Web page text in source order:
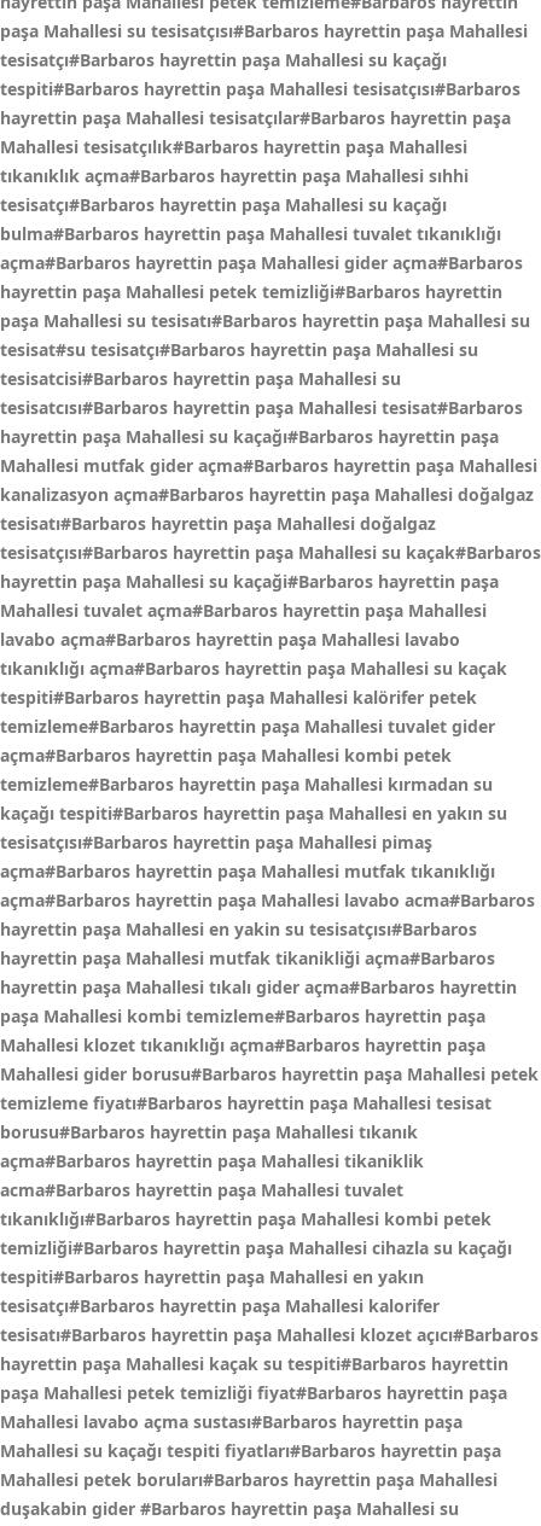
paşa Mahallesi su tesisatçısı#Barbaros hayrettin paşa Mahallesi
tesisatçı#Barbaros hayrettin paşa Mahallesi su kaçağı
tespiti#Barbaros hayrettin paşa Mahallesi tesisatçısı#Barbaros
hayrettin paşa Mahallesi tesisatçılar#Barbaros hayrettin paşa
Mahallesi tesisatçılık#Barbaros hayrettin paşa Mahallesi
tıkanıklık açma#Barbaros hayrettin paşa Mahallesi sıhhi
tesisatçı#Barbaros hayrettin paşa Mahallesi su kaçağı
bulma#Barbaros hayrettin paşa Mahallesi tuvalet tıkanıklığı
açma#Barbaros hayrettin paşa Mahallesi gider açma#Barbaros
hayrettin paşa Mahallesi petek temizliği#Barbaros hayrettin
paşa Mahallesi su tesisatı#Barbaros hayrettin paşa Mahallesi su
tesisat#su tesisatçı#Barbaros hayrettin paşa Mahallesi su
tesisatcisi#Barbaros hayrettin paşa Mahallesi su
tesisatcısı#Barbaros hayrettin paşa Mahallesi tesisat#Barbaros
hayrettin paşa Mahallesi su kaçağı#Barbaros hayrettin paşa
Mahallesi mutfak gider açma#Barbaros hayrettin paşa Mahallesi
kanalizasyon açma#Barbaros hayrettin paşa Mahallesi doğalgaz
tesisatı#Barbaros hayrettin paşa Mahallesi doğalgaz
tesisatçısı#Barbaros hayrettin paşa Mahallesi su kaçak#Barbaros
hayrettin paşa Mahallesi su kaçaği#Barbaros hayrettin paşa
Mahallesi tuvalet açma#Barbaros hayrettin paşa Mahallesi
lavabo açma#Barbaros hayrettin paşa Mahallesi lavabo
tıkanıklığı açma#Barbaros hayrettin paşa Mahallesi su kaçak
tespiti#Barbaros hayrettin paşa Mahallesi kalörifer petek
temizleme#Barbaros hayrettin paşa Mahallesi tuvalet gider
açma#Barbaros hayrettin paşa Mahallesi kombi petek
temizleme#Barbaros hayrettin paşa Mahallesi kırmadan su
kaçağı tespiti#Barbaros hayrettin paşa Mahallesi en yakın su
tesisatçısı#Barbaros hayrettin paşa Mahallesi pimaş
açma#Barbaros hayrettin paşa Mahallesi mutfak tıkanıklığı
açma#Barbaros hayrettin paşa Mahallesi lavabo acma#Barbaros
hayrettin paşa Mahallesi en yakin su tesisatçısı#Barbaros
hayrettin paşa Mahallesi mutfak tikanikliği açma#Barbaros
hayrettin paşa Mahallesi tıkalı gider açma#Barbaros hayrettin
paşa Mahallesi kombi temizleme#Barbaros hayrettin paşa
Mahallesi klozet tıkanıklığı açma#Barbaros hayrettin paşa
Mahallesi gider borusu#Barbaros hayrettin paşa Mahallesi petek
temizleme fiyatı#Barbaros hayrettin paşa Mahallesi tesisat
borusu#Barbaros hayrettin paşa Mahallesi tıkanık
açma#Barbaros hayrettin paşa Mahallesi tikaniklik
acma#Barbaros hayrettin paşa Mahallesi tuvalet
tıkanıklığı#Barbaros hayrettin paşa Mahallesi kombi petek
temizliği#Barbaros hayrettin paşa Mahallesi cihazla su kaçağı
tespiti#Barbaros hayrettin paşa Mahallesi en yakın
tesisatçı#Barbaros hayrettin paşa Mahallesi kalorifer
tesisatı#Barbaros hayrettin paşa Mahallesi klozet açıcı#Barbaros
hayrettin paşa Mahallesi kaçak su tespiti#Barbaros hayrettin
paşa Mahallesi petek temizliği fiyat#Barbaros hayrettin paşa
Mahallesi lavabo açma sustası#Barbaros hayrettin paşa
Mahallesi su kaçağı tespiti fiyatları#Barbaros hayrettin paşa
Mahallesi petek boruları#Barbaros hayrettin paşa Mahallesi
duşakabin gider #Barbaros hayrettin paşa Mahallesi su